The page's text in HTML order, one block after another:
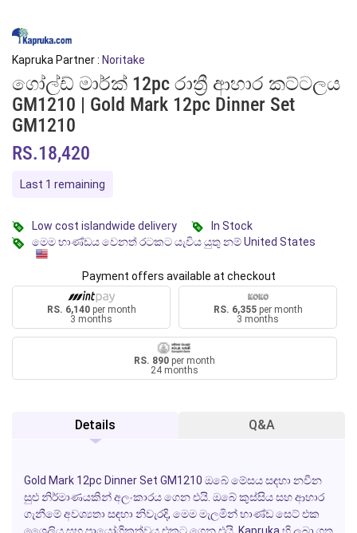
Kapruka Partner : Noritake
ගෝල්ඩ් මාර්ක් 12pc රාත්‍රී ආහාර කට්ටලය
GM1210 | Gold Mark 12pc Dinner Set
GM1210
RS.18,420
Last 1 remaining
Low cost islandwide delivery
In Stock
මෙම භාණ්ඩය වෙනත් රටකට යැවිය යුතු නම් United States
Payment offers available at checkout
RS. 6,140per month
3 months
RS. 6,355per month
3 months
RS. 890 per month
24 months
Details Q&A
Gold Mark 12pc Dinner Set GM1210 ඔබේ මේසය සඳහා නවීන
සුළු නිර්මාණයකින් අලංකාරය ගෙන එයි. ඔබේ කුස්සිය සහ ආහාර
ගැනීමේ අවශ්‍යතා සඳහා නිවැරදි, මෙම මැලමින් භාණ්ඩ සෙට් එක